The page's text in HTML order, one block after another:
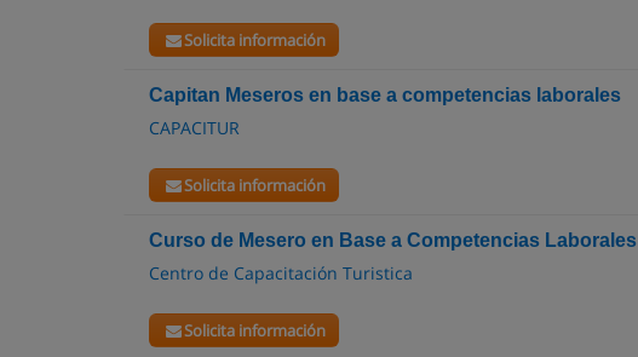
Solicita información
Capitan Meseros en base a competencias laborales
CAPACITUR
Solicita información
Curso de Mesero en Base a Competencias Laborales
Centro de Capacitación Turistica
Solicita información